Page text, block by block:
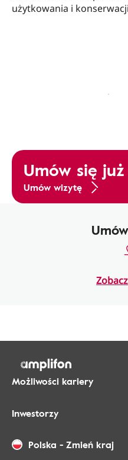
użytkowania i
Umów się
Umów wizytę
Możliwości kariery
Inwestorzy
Polska - Zmień kraj